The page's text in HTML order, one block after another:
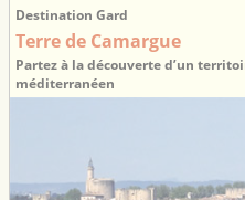
Destination Gard
Terre de Camargue
Partez à la découverte d’un
méditerranéen